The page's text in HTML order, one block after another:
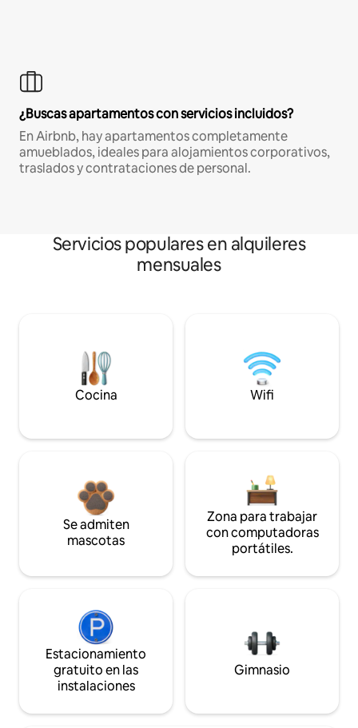
¿Buscas apartamentos con servicios incluidos?
En Airbnb, hay apartamentos completamente
amueblados, ideales para alojamientos corporativos,
traslados y contrataciones de personal.
Servicios populares en alquileres
mensuales
Cocina Wifi
Se admiten
mascotas
Zona para trabajar
con computadoras
portátiles.
Estacionamiento
gratuito en las
instalaciones
Gimnasio